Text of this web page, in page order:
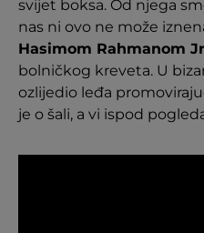
svijet boksa. Od njega
nas ni ovo ne može
Hasimom Rahmanom
bolničkog kreveta. U
ozlijedio leđa
je o šali, a vi ispod